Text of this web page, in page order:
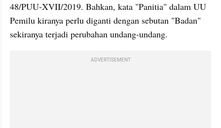
48/PUU-XVII/2019. Bahkan, kata "Panitia" dalam UU
Pemilu kiranya perlu diganti dengan sebutan "Badan"
sekiranya terjadi perubahan undang-undang.
ADVERTISEMENT